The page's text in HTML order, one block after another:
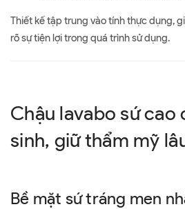
Thiết kế tập trung vào tính thực dụng,
rõ sự tiện lợi trong quá trình sử dụng.
Chậu lavabo sứ cao
sinh, giữ thẩm mỹ
Bề mặt sứ tráng men